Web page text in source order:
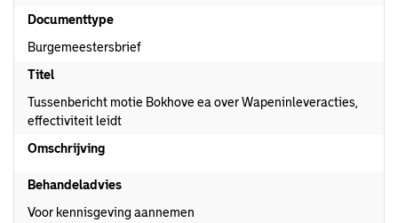
Documenttype
Burgemeestersbrief
Titel
Tussenbericht motie Bokhove ea over Wapeninleveracties,
effectiviteit leidt
Omschrijving
Behandeladvies
Voor kennisgeving aannemen